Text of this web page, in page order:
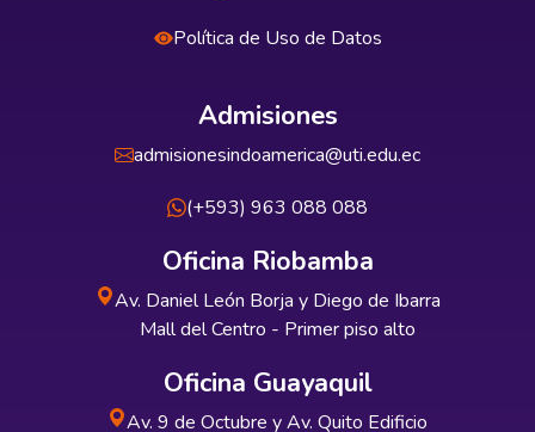
Política de Uso de Datos
Admisiones
admisionesindoamerica@uti.edu.ec
(+593) 963 088 088
Oficina Riobamba
Av. Daniel León Borja y Diego de Ibarra
Mall del Centro - Primer piso alto
Oficina Guayaquil
Av. 9 de Octubre y Av. Quito Edificio